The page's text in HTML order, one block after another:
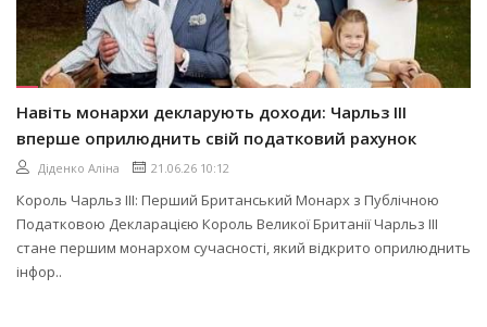
Навіть монархи декларують доходи: Чарльз III
вперше оприлюднить свій податковий рахунок
Діденко Аліна 21.06.26 10:12
Король Чарльз III: Перший Британський Монарх з Публічною
Податковою Декларацією Король Великої Британії Чарльз III
стане першим монархом сучасності, який відкрито оприлюднить
інфор..